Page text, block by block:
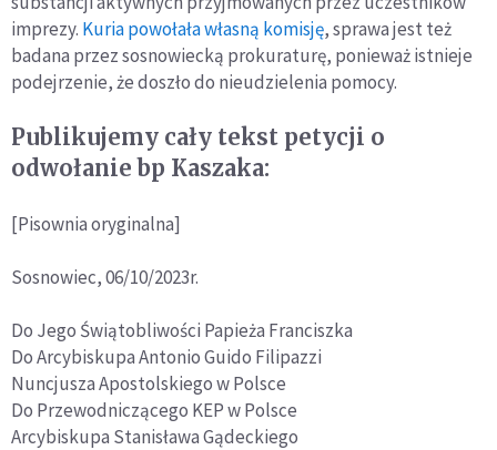
imprezy. Kuria powołała własną komisję, sprawa jest też
badana przez sosnowiecką prokuraturę, ponieważ istnieje
podejrzenie, że doszło do nieudzielenia pomocy.
Publikujemy cały tekst petycji o
odwołanie bp Kaszaka:
[Pisownia oryginalna]
Sosnowiec, 06/10/2023r.
Do Jego Świątobliwości Papieża Franciszka
Do Arcybiskupa Antonio Guido Filipazzi
Nuncjusza Apostolskiego w Polsce
Do Przewodniczącego KEP w Polsce
Arcybiskupa Stanisława Gądeckiego